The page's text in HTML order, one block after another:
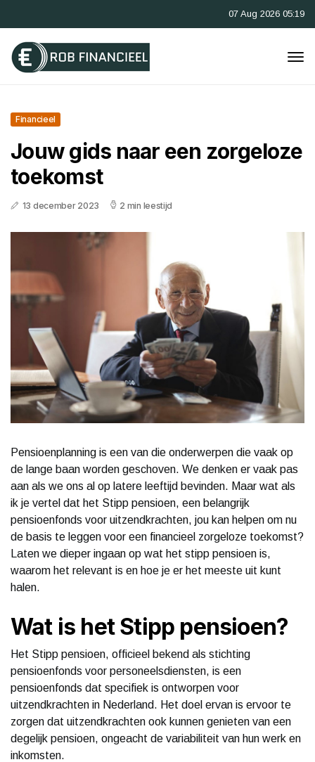
07 Aug 2026 05:19
Financieel
Jouw gids naar een zorgeloze
toekomst
13 december 2023 2 min leestijd
Pensioenplanning is een van die onderwerpen die vaak op
de lange baan worden geschoven. We denken er vaak pas
aan als we ons al op latere leeftijd bevinden. Maar wat als
ik je vertel dat het Stipp pensioen, een belangrijk
pensioenfonds voor uitzendkrachten, jou kan helpen om nu
de basis te leggen voor een financieel zorgeloze toekomst?
Laten we dieper ingaan op wat het stipp pensioen is,
waarom het relevant is en hoe je er het meeste uit kunt
halen.
Wat is het Stipp pensioen?
Het Stipp pensioen, officieel bekend als stichting
pensioenfonds voor personeelsdiensten, is een
pensioenfonds dat specifiek is ontworpen voor
uitzendkrachten in Nederland. Het doel ervan is ervoor te
zorgen dat uitzendkrachten ook kunnen genieten van een
degelijk pensioen, ongeacht de variabiliteit van hun werk en
inkomsten.